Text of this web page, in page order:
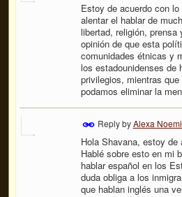
Estoy de acuerdo con
alentar el hablar de
libertad, religión,
opinión de que esta
comunidades étnicas y
los estadounidenses de
privilegios, mientras
podamos eliminar la
Reply byAlexa
Hola Shavana, estoy
Hablé sobre esto en mi
hablar español en los
duda obliga a los
que hablan inglés una